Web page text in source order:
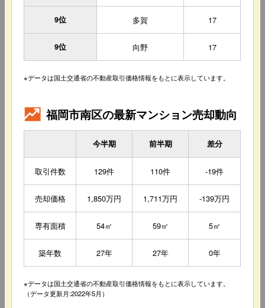
9位 多賀 17
9位 向野 17
※データは国土交通省の不動産取引価格情報をもとに表示しています。
福岡市南区の最新マンション売却動向
今半期 前半期 差分
取引件数 129件 110件 -19件
売却価格 1,850万円 1,711万円 -139万円
専有面積 54㎡ 59㎡ 5㎡
築年数 27年 27年 0年
※データは国土交通省の不動産取引価格情報をもとに表示しています。
（データ更新月:2022年5月）